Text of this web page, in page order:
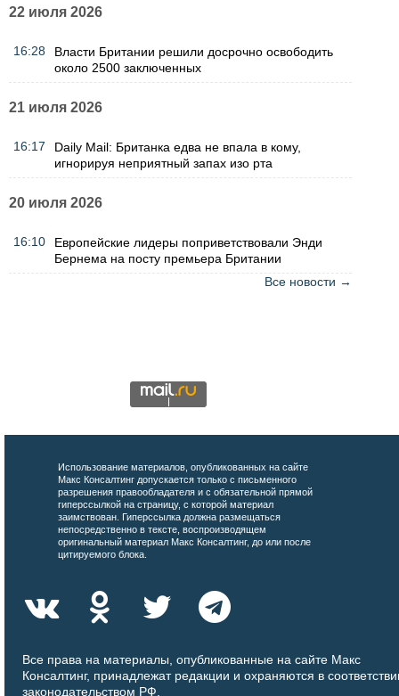
22 июля 2026
16:28
Власти Британии решили досрочно освободить
около 2500 заключенных
21 июля 2026
16:17
Daily Mail: Британка едва не впала в кому,
игнорируя неприятный запах изо рта
20 июля 2026
16:10
Европейские лидеры поприветствовали Энди
Бернема на посту премьера Британии
Все новости →
Использование материалов, опубликованных на сайте
Макс Консалтинг допускается только с письменного
разрешения правообладателя и с обязательной прямой
гиперссылкой на страницу, с которой материал
заимствован. Гиперссылка должна размещаться
непосредственно в тексте, воспроизводящем
оригинальный материал Макс Консалтинг, до или после
цитируемого блока.
Все права на материалы, опубликованные на сайте Макс
Консалтинг, принадлежат редакции и охраняются в
законодательством РФ.